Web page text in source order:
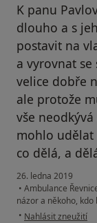
K panu
dlouho a s
postavit na
a vyrovnat
velice dobře
ale protože
vše
mohlo udělat
co dělá, a
26. ledna 2019
• Ambulance
názor a někoho,
• podle názoru
Nahlásit zneužití